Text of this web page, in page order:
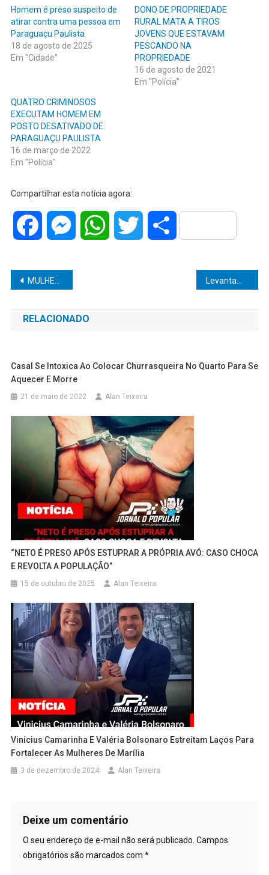
Homem é preso suspeito de
atirar contra uma pessoa em
Paraguaçu Paulista
18 de agosto de 2025
Em "Cidade"
DONO DE PROPRIEDADE
RURAL MATA A TIROS
JOVENS QUE ESTAVAM
PESCANDO NA
PROPRIEDADE
16 de agosto de 2021
Em "Polícia"
QUATRO CRIMINOSOS
EXECUTAM HOMEM EM
POSTO DESATIVADO DE
PARAGUAÇU PAULISTA
16 de março de 2022
Em "Polícia"
Compartilhar esta notícia agora:
Facebook MessengerWhatsAppTwitter Share
Navegação
de
Post
MULHER QUE ESFAQUEOU O PAI POR TER ABUSADO DE SUA FILHA DE 8 ANOS, SE ENTREGOU PARA A POLÍCIA.
RELACIONADO
Casal Se Intoxica Ao Colocar Churrasqueira No Quarto Para Se
Aquecer E Morre
21 de maio de 2022 Alan Teixeira
“NETO É PRESO APÓS ESTUPRAR A PRÓPRIA AVÓ: CASO CHOCA
E REVOLTA A POPULAÇÃO”
15 de outubro de 2025 Alan Teixeira
Vinicius Camarinha E Valéria Bolsonaro Estreitam Laços Para
Fortalecer As Mulheres De Marília
3 de dezembro de 2024 Alan Teixeira
Deixe um comentário
O seu endereço de e-mail não será publicado. Campos
obrigatórios são marcados com *